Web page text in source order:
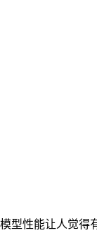
型性能让人觉得